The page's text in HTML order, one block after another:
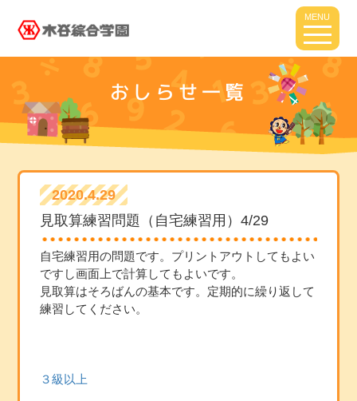
MENU
おしらせ一覧
2020.4.29
見取算練習問題（自宅練習用）4/29
自宅練習用の問題です。プリントアウトしてもよい
ですし画面上で計算してもよいです。
見取算はそろばんの基本です。定期的に繰り返して
練習してください。
３級以上